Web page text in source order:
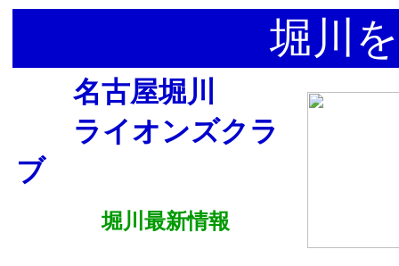
堀川
名古屋堀川
ライオンズクラ
ブ
堀川最新情報